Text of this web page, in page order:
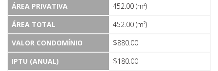
ÁREA PRIVATIVA
452.00 (m²)
ÁREA TOTAL
452.00 (m²)
VALOR CONDOMÍNIO
$880.00
IPTU (ANUAL)
$180.00